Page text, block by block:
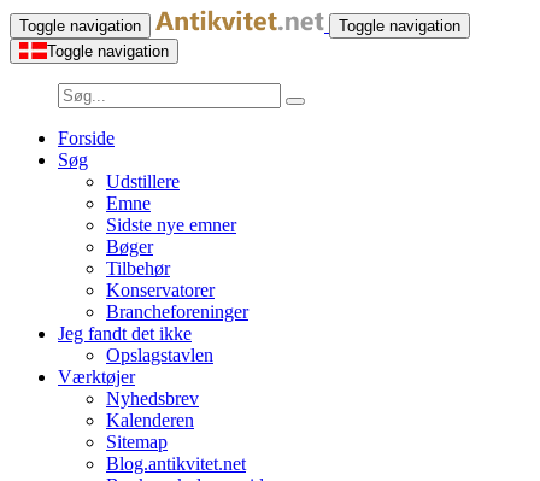
Toggle navigation
Toggle navigation
Toggle navigation
Forside
Søg
Udstillere
Emne
Sidste nye emner
Bøger
Tilbehør
Konservatorer
Brancheforeninger
Jeg fandt det ikke
Opslagstavlen
Værktøjer
Nyhedsbrev
Kalenderen
Sitemap
Blog.antikvitet.net